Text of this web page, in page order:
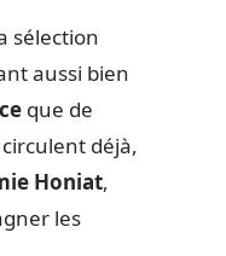
sélection
aussi bien
que de
déjà,
Honiat,
les